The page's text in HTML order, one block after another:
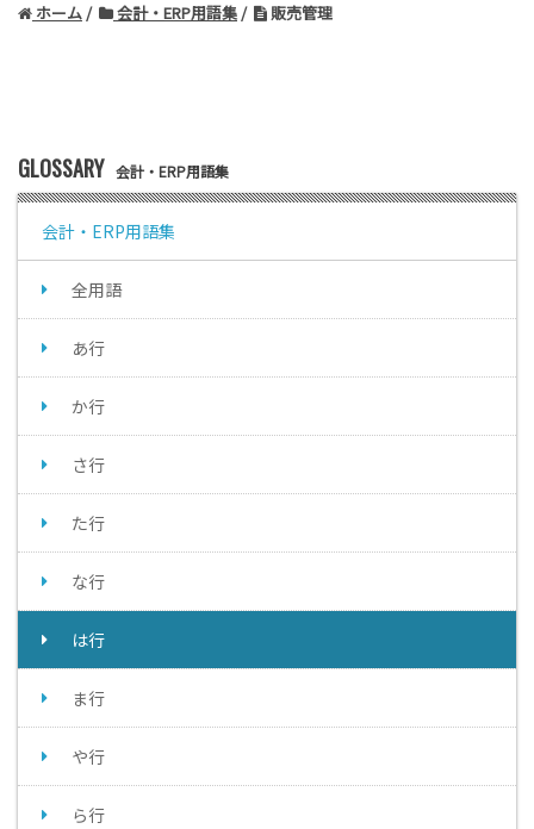
ホーム 会計・ERP用語集 販売管理
GLOSSARY 会計・ERP用語集
会計・ERP用語集
全用語
あ行
か行
さ行
た行
な行
は行
ま行
や行
ら行